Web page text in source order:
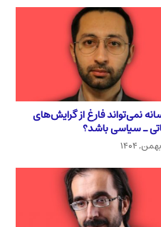
نمی‌تواند فارغ از گرایش‌های
ـ سیاسی باشد؟